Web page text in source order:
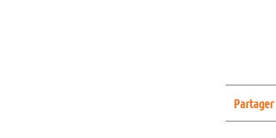
Partager